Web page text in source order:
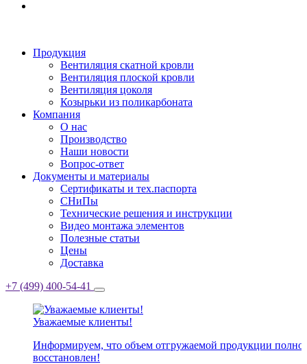
Продукция
Вентиляция скатной кровли
Вентиляция плоской кровли
Вентиляция цоколя
Козырьки из поликарбоната
Компания
О нас
Производство
Наши новости
Вопрос-ответ
Документы и материалы
Сертификаты и тех.паспорта
СНиПы
Технические решения и инструкции
Видео монтажа элементов
Полезные статьи
Цены
Доставка
+7 (499) 400-54-41
Уважаемые клиенты!
Информируем, что объем отгружаемой продукции
восстановлен!